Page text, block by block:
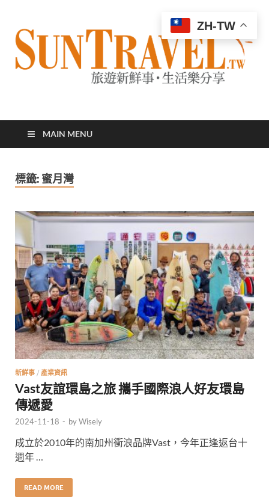
太陽網
MAIN MENU
標籤: 蜜月灣
新鮮事 / 產業資訊
Vast友誼環島之旅 攜手國際浪人好友環島
傳遞愛
2024-11-18 - byWisely
成立於2010年的南加州衝浪品牌Vast，今年正逢返台十
週年 …
READ MORE
ZH-TW